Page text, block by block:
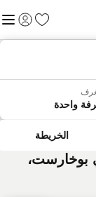
المفضلة
تسجيل
واحدة
الخريطة
بوخارست،